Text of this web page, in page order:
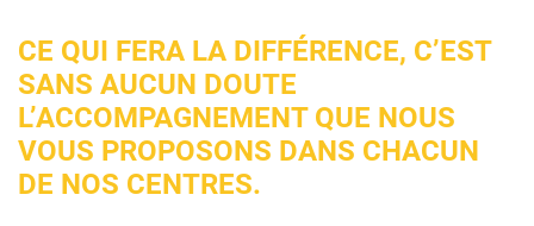
CE QUI FERA LA DIFFÉRENCE, C’EST
SANS AUCUN DOUTE
L’ACCOMPAGNEMENT QUE NOUS
VOUS PROPOSONS DANS CHACUN
DE NOS CENTRES.